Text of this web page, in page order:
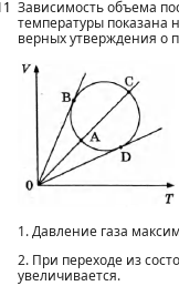
Зависимость объема
температуры показана
верных утверждения о
1. Давление газа
2. При переходе из
увеличивается.